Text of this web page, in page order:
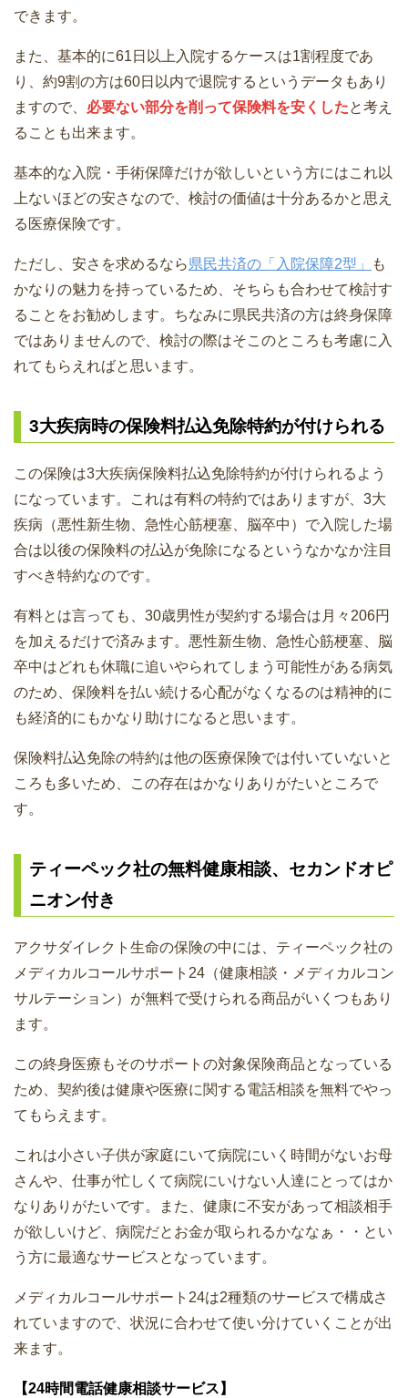
できます。
また、基本的に61日以上入院するケースは1割程度であ
り、約9割の方は60日以内で退院するというデータもあり
ますので、 必要ない部分を削って保険料を安くしたと考え
ることも出来ます。
基本的な入院・手術保障だけが欲しいという方にはこれ以
上ないほどの安さなので、検討の価値は十分あるかと思え
る医療保険です。
ただし、安さを求めるなら県民共済の「入院保障2型」
も
かなりの魅力を持っているため、そちらも合わせて検討す
ることをお勧めします。ちなみに県民共済の方は終身保障
ではありませんので、検討の際はそこのところも考慮に入
れてもらえればと思います。
3大疾病時の保険料払込免除特約が付けられる
この保険は3大疾病保険料払込免除特約が付けられるよう
になっています。これは有料の特約ではありますが、3大
疾病（悪性新生物、急性心筋梗塞、脳卒中）で入院した場
合は以後の保険料の払込が免除になるというなかなか注目
すべき特約なのです。
有料とは言っても、30歳男性が契約する場合は月々206円
を加えるだけで済みます。悪性新生物、急性心筋梗塞、脳
卒中はどれも休職に追いやられてしまう可能性がある病気
のため、保険料を払い続ける心配がなくなるのは精神的に
も経済的にもかなり助けになると思います。
保険料払込免除の特約は他の医療保険では付いていないと
ころも多いため、この存在はかなりありがたいところで
す。
ティーペック社の無料健康相談、セカンドオピ
ニオン付き
アクサダイレクト生命の保険の中には、ティーペック社の
メディカルコールサポート24（健康相談・メディカルコン
サルテーション）が無料で受けられる商品がいくつもあり
ます。
この終身医療もそのサポートの対象保険商品となっている
ため、契約後は健康や医療に関する電話相談を無料でやっ
てもらえます。
これは小さい子供が家庭にいて病院にいく時間がないお母
さんや、仕事が忙しくて病院にいけない人達にとってはか
なりありがたいです。また、健康に不安があって相談相手
が欲しいけど、病院だとお金が取られるかななぁ・・とい
う方に最適なサービスとなっています。
メディカルコールサポート24は2種類のサービスで構成さ
れていますので、状況に合わせて使い分けていくことが出
来ます。
【24時間電話健康相談サービス】